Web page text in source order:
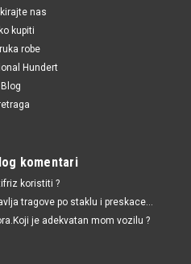
U KORPU
nas
kupiti
robe
Hundert
Blog
komentari
koristiti ?
tragove po staklu i preskace...
je adekvatan mom vozilu ?